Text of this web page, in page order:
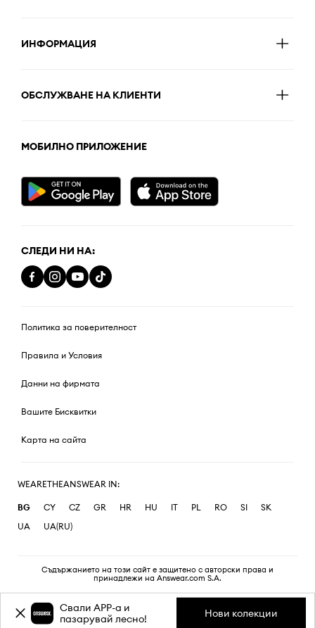
ИНФОРМАЦИЯ
ОБСЛУЖВАНЕ НА КЛИЕНТИ
МОБИЛНО ПРИЛОЖЕНИЕ
СЛЕДИ НИ НА:
Политика за поверителност
Правила и Условия
Данни на фирмата
Вашите Бисквитки
Карта на сайта
WEARETHEANSWEAR IN:
BG CY CZ GR HR HU IT PL RO SI
SK
UA
UA(RU)
Съдържанието на този сайт е защитено с авторски права и
принадлежи на Answear.com S.A.
Свали APP-a и
пазарувай лесно!
Нови колекции